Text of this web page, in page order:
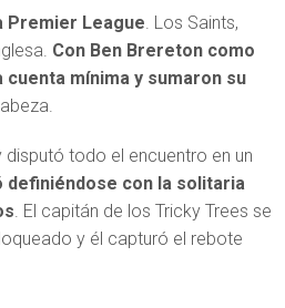
Premier League. Los Saints,
Con Ben Brereton como
mínima y sumaron su
disputó todo el encuentro en un
definiéndose con la solitaria
. El capitán de los Tricky Trees se
y él capturó el rebote